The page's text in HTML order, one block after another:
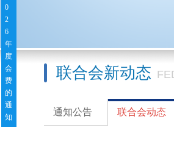
联合会新动态
通知公告 联合会动态
0
2
6
年
度
会
费
的
通
知